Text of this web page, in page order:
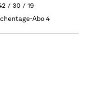
30
19
Abo 4